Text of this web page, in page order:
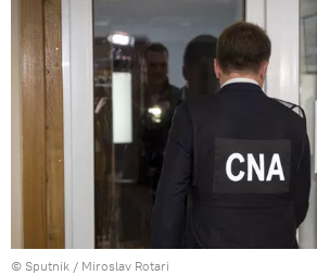
© Sputnik / Miroslav Rotari